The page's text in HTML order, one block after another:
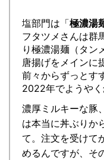
塩部門は「極濃湯
フタツメさんは群
り極濃湯麺（タン
唐揚げをメインに
前々からずっとす
2022年でようやく
濃厚ミルキーな豚
は本当に丼ぶりか
て。注文を受けて
めるんですが、そ